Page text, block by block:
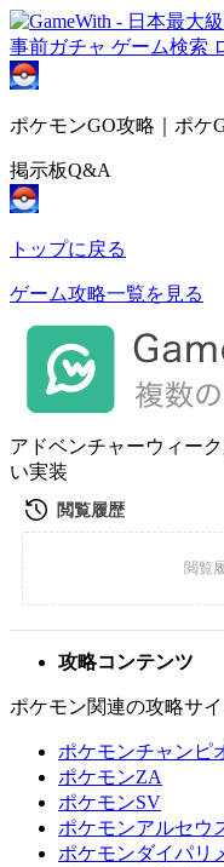
事前ガチャ ゲーム検索
ポケモンGO攻略｜ポケ
掲示板Q&A
トップに戻る
ゲーム攻略一覧を見る
アドベンチャーウィー
い実装
攻略コンテンツ
ポケモン関連の攻略サイ
ポケモンチャンピ
ポケモンZA
ポケモンSV
ポケモンアルセウ
ポケモンダイパリ